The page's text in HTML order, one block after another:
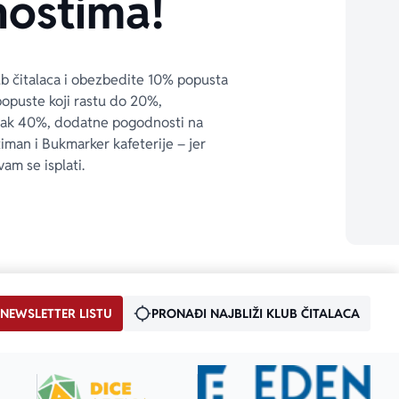
čitalaca i obezbedite 10% popusta
koji rastu do 20%,
40%, dodatne pogodnosti na
i Bukmarker kafeterije – jer
se isplati.
LISTU PRONAĐI NAJBLIŽI KLUB ČITALACA